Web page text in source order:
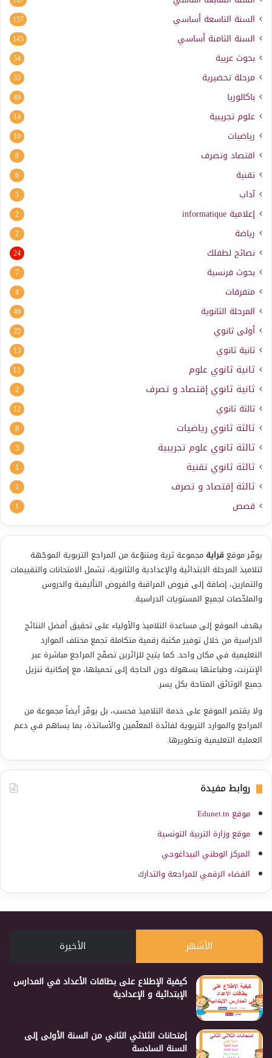
السنة التاسعة أساسي 157
السنة الثامنة أساسي 145
بحوث عربية 54
مرحلة تحضيرية 33
باكالوريا 49
علوم تجريبية 14
رياضيات 10
اقتصاد وتصرف 8
تقنية 6
آداب 5
إعلامية informatique
2
رياضة 2
نصائح لطفلك 24
بحوث فرنسية 7
متفرقات 4
المرحلة الثانوية 49
أولى ثانوي 22
ثانية ثانوي 13
ثانية ثانوي علوم 11
ثانية ثانوي إقتصاد و تصرف 2
ثالثة ثانوي 12
ثالثة ثانوي رياضيات 8
ثالثة ثانوي علوم تجريبية 3
ثالثة ثانوي تقنية 1
ثالثة إقتصاد و تصرف 1
قصص 1
يوفّر موقع قرايةمجموعة ثرية ومتنوّعة من المراجع التربوية الموجّهة
لتلاميذ المرحلة الابتدائية والإعدادية والثانوية، تشمل الامتحانات والتقييمات
والتمارين، إضافة إلى فروض المراقبة والفروض التأليفية والدروس
والملخّصات لجميع المستويات الدراسية.
يهدف الموقع إلى مساعدة التلاميذ والأولياء على تحقيق أفضل النتائج
الدراسية من خلال توفير مكتبة رقمية متكاملة تجمع مختلف الموارد
التعليمية في مكان واحد. كما يتيح للزائرين تصفّح المراجع مباشرة عبر
الإنترنت، وطباعتها بسهولة دون الحاجة إلى تحميلها، مع إمكانية تنزيل
جميع الوثائق المتاحة بكل يسر.
ولا يقتصر الموقع على خدمة التلاميذ فحسب، بل يوفّر أيضاً مجموعة من
المراجع والموارد التربوية لفائدة المعلّمين والأساتذة، بما يساهم في دعم
العملية التعليمية وتطويرها.
روابط مفيدة
موقع Edunet.tn
موقع وزارة التربية التونسية
المركز الوطني البيداغوجي
الفضاء الرقمي للمراجعة والتدارك
الأشهر الأخيرة
كيفية الإطلاع على بطاقات الأعداد في المدارس
الإبتدائية و الإعدادية
إمتحانات الثلاثي الثاني من السنة الأولى إلى
السنة السادسة